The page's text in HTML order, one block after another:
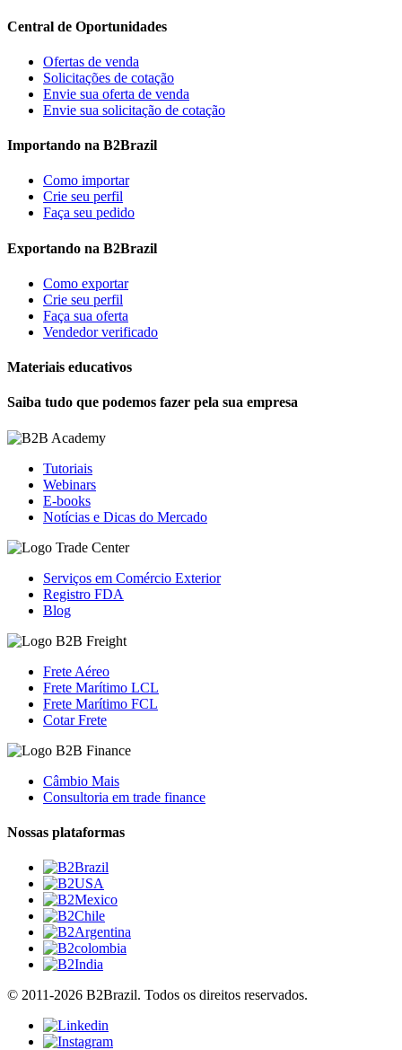
Central de Oportunidades
Ofertas de venda
Solicitações de cotação
Envie sua oferta de venda
Envie sua solicitação de cotação
Importando na B2Brazil
Como importar
Crie seu perfil
Faça seu pedido
Exportando na B2Brazil
Como exportar
Crie seu perfil
Faça sua oferta
Vendedor verificado
Materiais educativos
Saiba tudo que podemos fazer pela sua empresa
Tutoriais
Webinars
E-books
Notícias e Dicas do Mercado
Serviços em Comércio Exterior
Registro FDA
Blog
Frete Aéreo
Frete Marítimo LCL
Frete Marítimo FCL
Cotar Frete
Câmbio Mais
Consultoria em trade finance
Nossas plataformas
© 2011-2026 B2Brazil. Todos os direitos reservados.